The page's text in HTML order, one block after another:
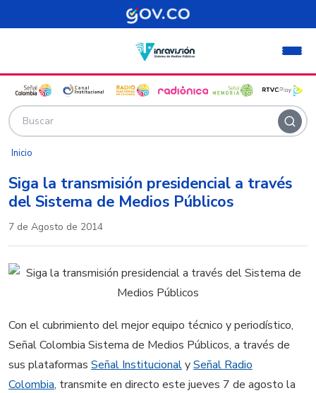
Pasar al contenido principal
Inicio
Siga la transmisión presidencial a través
del Sistema de Medios Públicos
7 de Agosto de 2014
Con el cubrimiento del mejor equipo técnico y periodístico,
Señal Colombia Sistema de Medios Públicos, a través de
sus plataformas Señal InstitucionalySeñal Radio
Colombia, transmite en directo este jueves 7 de agosto la